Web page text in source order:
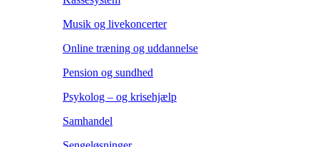
Musik og livekoncerter
Online træning og uddannelse
Pension og sundhed
Psykolog – og krisehjælp
Samhandel